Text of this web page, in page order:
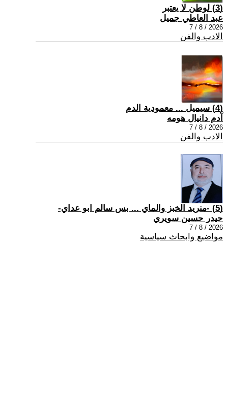
(3) لوطن لا يعتبر
عبد العاطي جميل
2026 / 8 / 7
الادب والفن
(4) سيميل ... معمودية الدم
آدم دانيال هومه
2026 / 8 / 7
الادب والفن
(5) -منريد الخبز والماي ... بس سالم ابو عداي-
حيدر حسين سويري
2026 / 8 / 7
مواضيع وابحاث سياسية